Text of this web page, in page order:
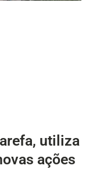
utiliza
ações